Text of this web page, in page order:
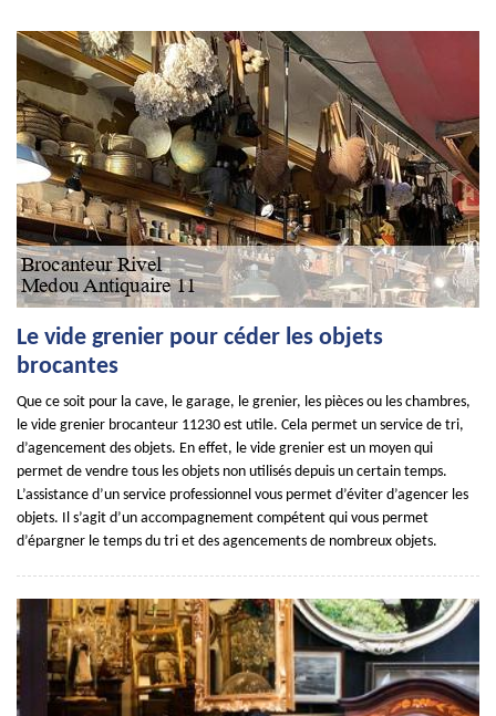
Le vide grenier pour céder les objets
brocantes
Que ce soit pour la cave, le garage, le grenier, les pièces ou les chambres,
le vide grenier brocanteur 11230 est utile. Cela permet un service de tri,
d’agencement des objets. En effet, le vide grenier est un moyen qui
permet de vendre tous les objets non utilisés depuis un certain temps.
L’assistance d’un service professionnel vous permet d’éviter d’agencer les
objets. Il s’agit d’un accompagnement compétent qui vous permet
d’épargner le temps du tri et des agencements de nombreux objets.